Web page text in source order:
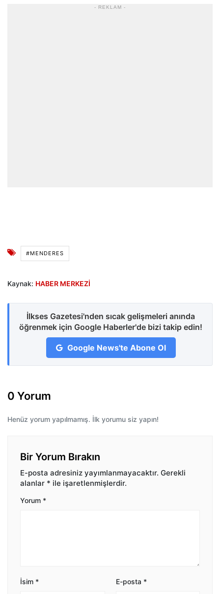
- REKLAM -
#MENDERES
Kaynak: HABER MERKEZİ
İlkses Gazetesi'nden sıcak gelişmeleri anında
öğrenmek için Google Haberler'de bizi takip edin!
Google News'te Abone Ol
0 Yorum
Henüz yorum yapılmamış. İlk yorumu siz yapın!
Bir Yorum Bırakın
E-posta adresiniz yayımlanmayacaktır. Gerekli
alanlar * ile işaretlenmişlerdir.
Yorum *
İsim * E-posta *